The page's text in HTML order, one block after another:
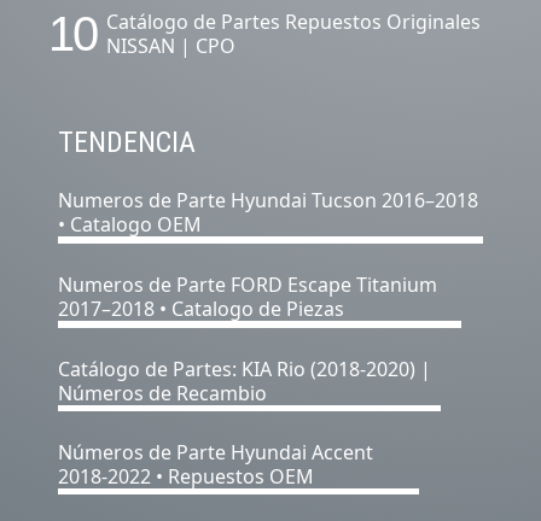
10 Catálogo de Partes Repuestos Originales
NISSAN | CPO
TENDENCIA
Numeros de Parte Hyundai Tucson 2016–2018
• Catalogo OEM
Numeros de Parte FORD Escape Titanium
2017–2018 • Catalogo de Piezas
Catálogo de Partes: KIA Rio (2018-2020) |
Números de Recambio
Números de Parte Hyundai Accent
2018-2022 • Repuestos OEM